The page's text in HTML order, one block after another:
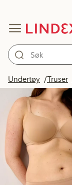
Undertøy Truser